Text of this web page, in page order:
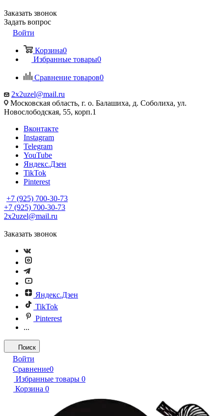
Заказать звонок
Задать вопрос
Войти
Корзина0
Избранные товары0
Сравнение товаров0
2x2uzel@mail.ru
Московская область, г. о. Балашиха, д. Соболиха, ул.
Новослободская, 55, корп.1
Вконтакте
Instagram
Telegram
YouTube
Яндекс.Дзен
TikTok
Pinterest
+7 (925) 700-30-73
+7 (925) 700-30-73
2x2uzel@mail.ru
Заказать звонок
Яндекс.Дзен
TikTok
Pinterest
...
Поиск
Войти
Сравнение0
Избранные товары 0
Корзина 0